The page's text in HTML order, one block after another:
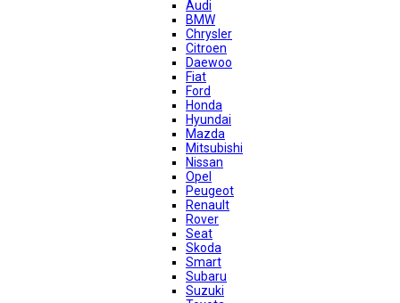
Audi
BMW
Chrysler
Citroen
Daewoo
Fiat
Ford
Honda
Hyundai
Mazda
Mitsubishi
Nissan
Opel
Peugeot
Renault
Rover
Seat
Skoda
Smart
Subaru
Suzuki